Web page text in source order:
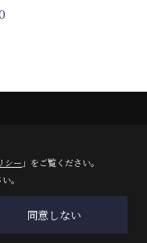
Rights Reserved.
シー 」をご覧ください。
。
同意しない